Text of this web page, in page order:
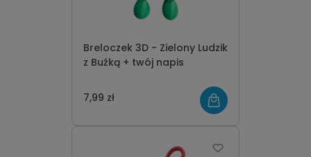
Breloczek 3D - Zielony Ludzik
z Buźką + twój napis
7,99 zł